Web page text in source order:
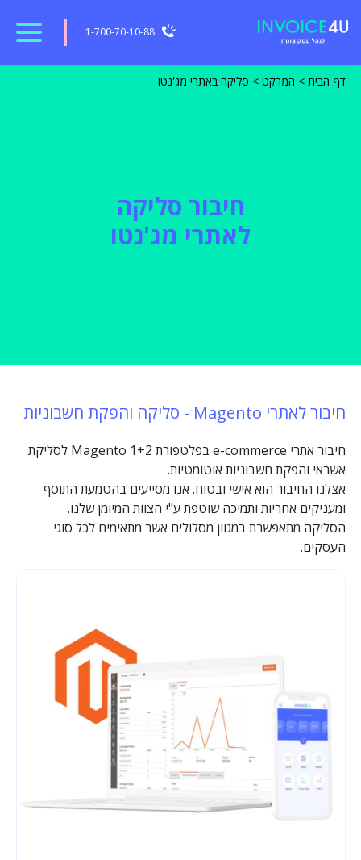
1-700-70-10-88
דף הבית > המרקט > סליקה באתרי מג'נטו
חיבור סליקה
לאתרי מג'נטו
חיבור לאתרי Magento - סליקה והפקת חשבוניות
חיבור אתרי e-commerce בפלטפורת Magento 1+2 לסליקת
אשראי והפקת חשבוניות אוטומטיות.
אצלנו החיבור הוא אישי ובטוח. אנו מסייעים בהטמעת התוסף
ומעניקים אחריות ותמיכה שוטפת ע"י הצוות המיומן שלנו.
הסליקה מתאפשרת במגוון מסלולים אשר מתאימים לכל סוגי
העסקים.